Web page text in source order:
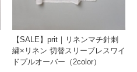
【SALE】prit｜リネンマチ針刺
繍×リネン 切替スリーブレスワイ
ドプルオーバー（2color）